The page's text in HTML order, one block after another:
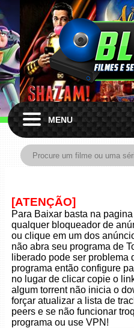
MENU
[ATENÇÃO]
Para Baixar basta na
qualquer bloqueador de
ou clique em um dos
não abra seu programa de
liberado pode ser problema
programa então configure
no lugar de clicar copie o
algum torrent não inicia o
forçar atualizar a lista de
peers e se não funcionar
programa ou use VPN!